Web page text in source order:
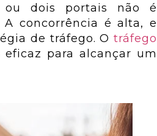
ou dois portais não é
A concorrência é alta, e
de tráfego. Otráfego
para alcançar um